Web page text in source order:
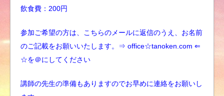
飲食費：200円
参加ご希望の方は、こちらのメールに返信のうえ、お名前
のご記載をお願いいたします。⇒ office☆tanoken.com ⇐
☆を＠にしてください
講師の先生の準備もありますのでお早めに連絡をお願いし